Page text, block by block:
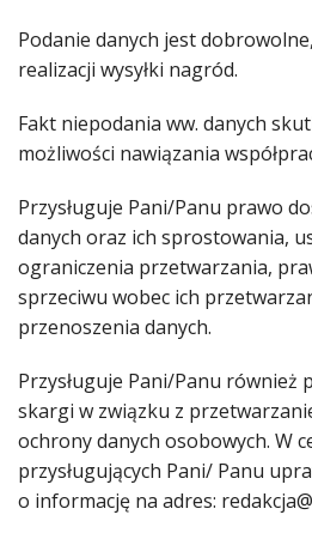
Podanie danych jest
realizacji wysyłki nagród.
Fakt niepodania ww. danych
możliwości nawiązania
Przysługuje Pani/Panu prawo
danych oraz ich sprostowania,
ograniczenia przetwarzania,
sprzeciwu wobec ich
przenoszenia danych.
Przysługuje Pani/Panu również
skargi w związku z
ochrony danych osobowych. W
przysługujących Pani/ Panu
o informację na adres: